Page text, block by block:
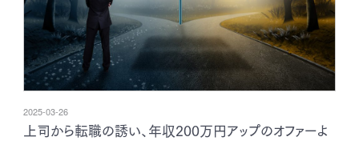
2025-03-26
上司から転職の誘い、年収200万円アップのオファーよ